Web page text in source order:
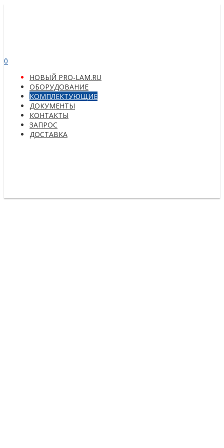
0
НОВЫЙ PRO-LAM.RU
ОБОРУДОВАНИЕ
КОМПЛЕКТУЮЩИЕ
ДОКУМЕНТЫ
КОНТАКТЫ
ЗАПРОС
ДОСТАВКА